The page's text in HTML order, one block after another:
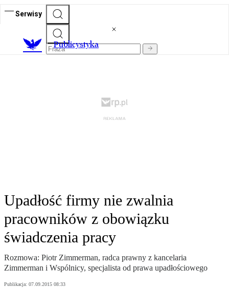
Serwisy
Publicystyka
Upadłość firmy nie zwalnia
pracowników z obowiązku
świadczenia pracy
Rozmowa: Piotr Zimmerman, radca prawny z kancelaria
Zimmerman i Wspólnicy, specjalista od prawa upadłościowego
Publikacja: 07.09.2015 08:33